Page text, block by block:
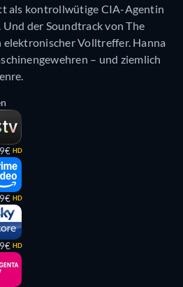
als kontrollwütige CIA-Agentin
der Soundtrack von The
elektronischer Volltreffer. Hanna
– und ziemlich
HD
HD
HD